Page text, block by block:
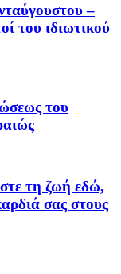
–
του ιδιωτικού
του
τη ζωή εδώ,
σας στους